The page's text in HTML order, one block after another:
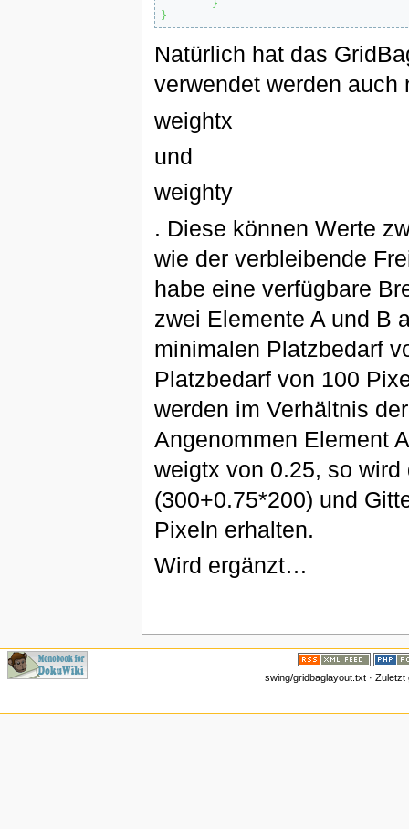
}
}
Natürlich hat das
verwendet werden auch
weightx
und
weighty
. Diese können Werte
wie der verbleibende
habe eine verfügbare
zwei Elemente A und B
minimalen Platzbedarf
Platzbedarf von 100
werden im Verhältnis
Angenommen Element
weigtx von 0.25, so
(300+0.75*200) und
Pixeln erhalten.
Wird ergänzt…
swing/gridbaglayout.txt ·